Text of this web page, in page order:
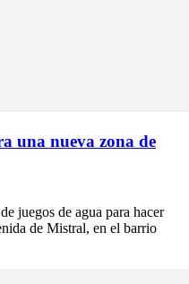
una nueva zona de
juegos de agua para hacer
de Mistral, en el barrio